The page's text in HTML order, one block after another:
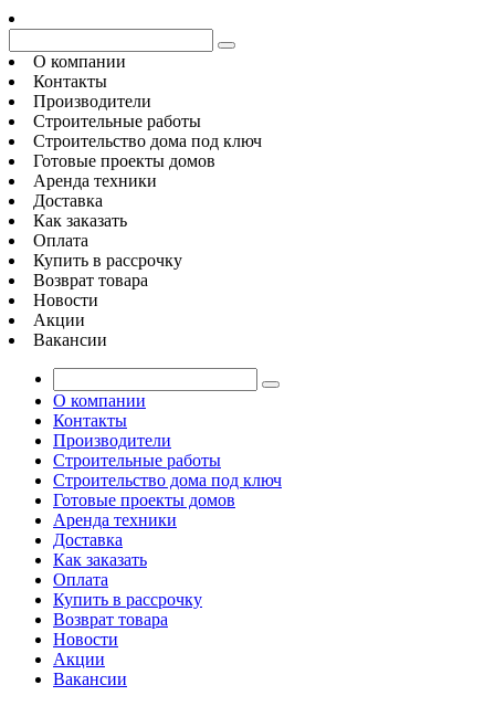
О компании
Контакты
Производители
Строительные работы
Строительство дома под ключ
Готовые проекты домов
Аренда техники
Доставка
Как заказать
Оплата
Купить в рассрочку
Возврат товара
Новости
Акции
Вакансии
О компании
Контакты
Производители
Строительные работы
Строительство дома под ключ
Готовые проекты домов
Аренда техники
Доставка
Как заказать
Оплата
Купить в рассрочку
Возврат товара
Новости
Акции
Вакансии